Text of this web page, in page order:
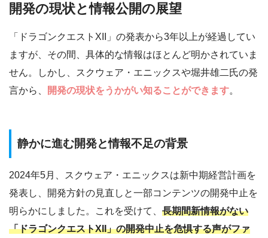
開発の現状と情報公開の展望
「ドラゴンクエストXII」の発表から3年以上が経過してい
ますが、その間、具体的な情報はほとんど明かされていま
せん。しかし、スクウェア・エニックスや堀井雄二氏の発
言から、
開発の現状をうかがい知ることができます。
静かに進む開発と情報不足の背景
2024年5月、スクウェア・エニックスは新中期経営計画を
発表し、開発方針の見直しと一部コンテンツの開発中止を
明らかにしました。これを受けて、 長期間新情報がない
「ドラゴンクエストXII」の開発中止を危惧する声がファ